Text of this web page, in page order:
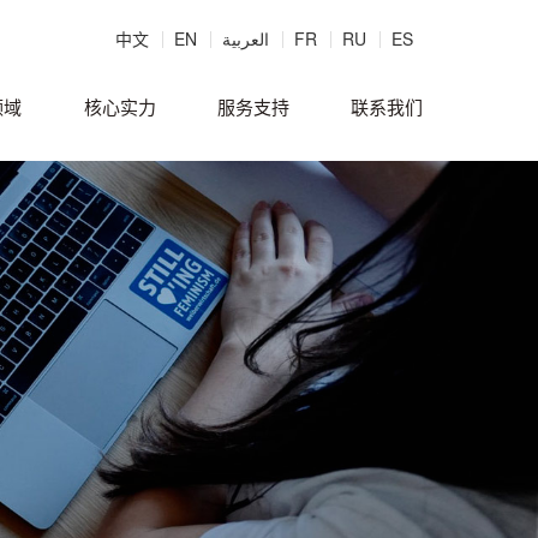
中文 EN العربية FR RU ES
核心实力 服务支持 联系我们